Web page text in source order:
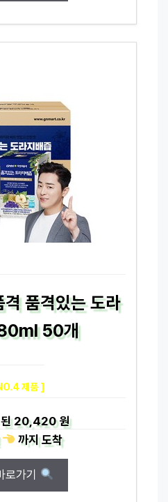
품격있는 도라
50개
제품 ]
20,420 원
까지도착
로가기